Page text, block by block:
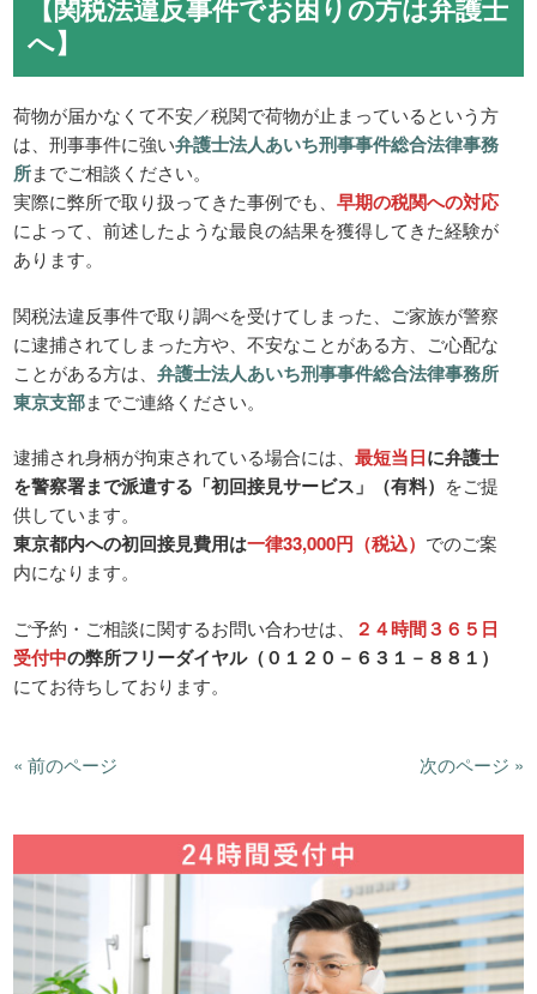
【関税法違反事件でお困りの方は弁護士
へ】
荷物が届かなくて不安／税関で荷物が止まっているという方
は、刑事事件に強い弁護士法人あいち刑事事件総合法律事務
所までご相談ください。
実際に弊所で取り扱ってきた事例でも、早期の税関への対応
によって、前述したような最良の結果を獲得してきた経験が
あります。
関税法違反事件で取り調べを受けてしまった、ご家族が警察
に逮捕されてしまった方や、不安なことがある方、ご心配な
ことがある方は、弁護士法人あいち刑事事件総合法律事務所
東京支部までご連絡ください。
逮捕され身柄が拘束されている場合には、最短当日に弁護士
を警察署まで派遣する「初回接見サービス」（有料） をご提
供しています。
東京都内への初回接見費用は一律33,000円（税込） でのご案
内になります。
ご予約・ご相談に関するお問い合わせは、
２４時間３６５日
受付中の弊所フリーダイヤル（０１２０－６３１－８８１）
にてお待ちしております。
« 前のページ 次のページ »